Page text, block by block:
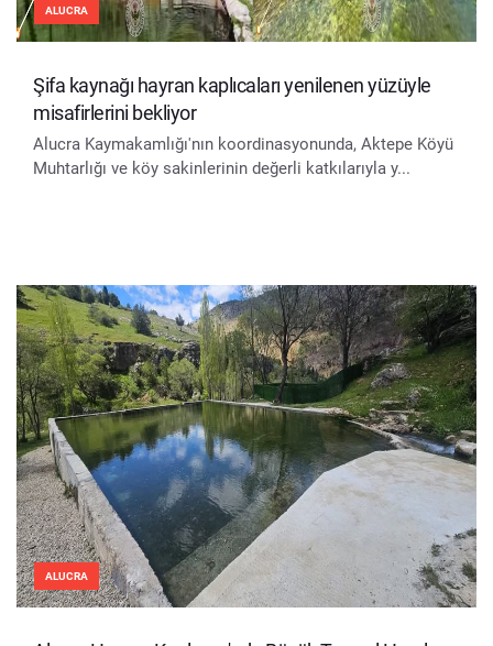
ALUCRA
Şifa kaynağı hayran kaplıcaları yenilenen yüzüyle
misafirlerini bekliyor
Alucra Kaymakamlığı'nın koordinasyonunda, Aktepe Köyü
Muhtarlığı ve köy sakinlerinin değerli katkılarıyla y...
ALUCRA